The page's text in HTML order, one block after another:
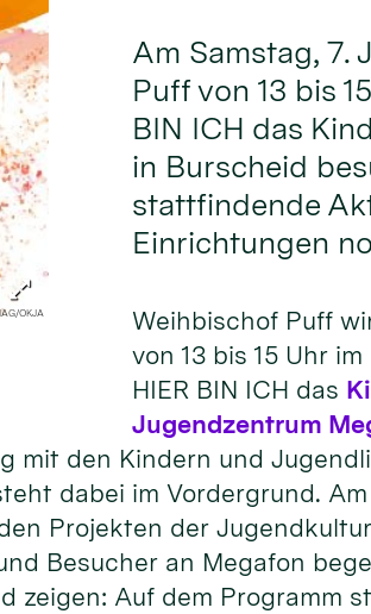
OKJA
Am Samstag, 7.
Puff von 13 bis
BIN ICH das
in Burscheid
stattfindende
Einrichtungen
Weihbischof Puff
von 13 bis 15 Uhr
HIER BIN ICH das
Jugendzentrum
mit den Kindern und
dabei im Vordergrund.
Projekten der
Besucher an Megafon
zeigen: Auf dem Programm